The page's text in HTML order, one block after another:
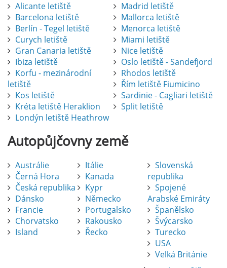
Alicante letiště
Barcelona letiště
Berlín - Tegel letiště
Curych letiště
Gran Canaria letiště
Ibiza letiště
Korfu - mezinárodní
letiště
Kos letiště
Kréta letiště Heraklion
Londýn letiště Heathrow
Madrid letiště
Mallorca letiště
Menorca letiště
Miami letiště
Nice letiště
Oslo letiště - Sandefjord
Rhodos letiště
Řím letiště Fiumicino
Sardinie - Cagliari letiště
Split letiště
Autopůjčovnyzemě
Austrálie
Černá Hora
Česká republika
Dánsko
Francie
Chorvatsko
Island
Itálie
Kanada
Kypr
Německo
Portugalsko
Rakousko
Řecko
Slovenská
republika
Spojené
Arabské Emiráty
Španělsko
Švýcarsko
Turecko
USA
Velká Británie
Pronájem auta na letišti Alicante
Půjčení auta na letišti v Alicante je výborný